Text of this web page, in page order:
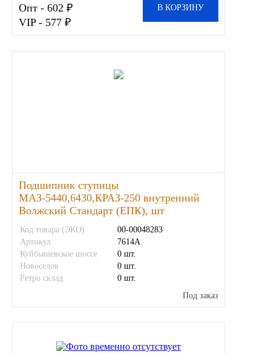
Автоаксессуары
Автохимия
Материалы для ремонта
Опт - 602 ₽
VIP - 577 ₽
В КОРЗИНУ
Подшипник ступицы
МАЗ-5440,6430,КРАЗ-250 внутренний
Волжский Стандарт (ЕПК), шт
Код товара (ЭКО)
00-00048283
Артикул
7614А
Куйбышевское шоссе
0 шт.
Новоселов
0 шт.
Ретро склад
0 шт.
Под заказ